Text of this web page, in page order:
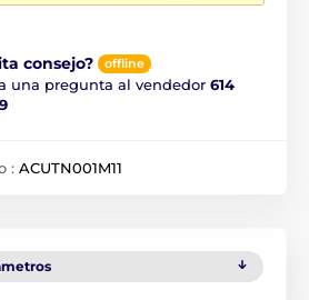
consejo? offline
una pregunta al vendedor 614
: ACUTN001M11